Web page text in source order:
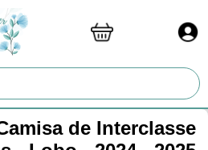
de Interclasse